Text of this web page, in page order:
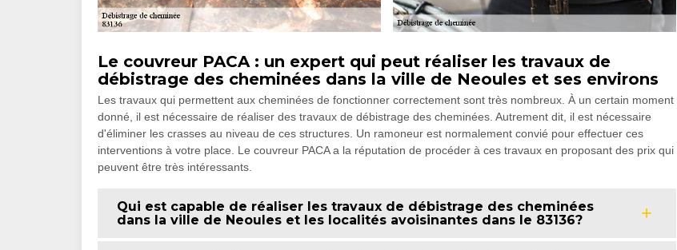
Le couvreur PACA : un expert qui peut réaliser les travaux de
débistrage des cheminées dans la ville de Neoules et ses environs
Les travaux qui permettent aux cheminées de fonctionner correctement sont très nombreux. À un certain moment
donné, il est nécessaire de réaliser des travaux de débistrage des cheminées. Autrement dit, il est nécessaire
d'éliminer les crasses au niveau de ces structures. Un ramoneur est normalement convié pour effectuer ces
interventions à votre place. Le couvreur PACA a la réputation de procéder à ces travaux en proposant des prix qui
peuvent être très intéressants.
Qui est capable de réaliser les travaux de débistrage des cheminées
dans la ville de Neoules et les localités avoisinantes dans le 83136?